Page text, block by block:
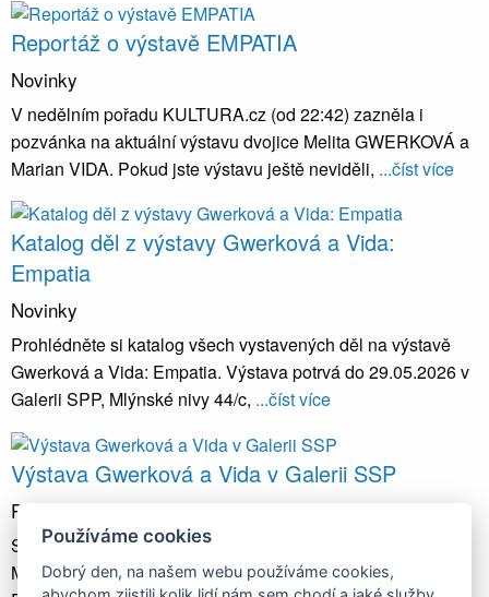
Reportáž o výstavě EMPATIA
Novinky
V nedělním pořadu KULTURA.cz (od 22:42) zazněla i
pozvánka na aktuální výstavu dvojice Melita GWERKOVÁ a
Marian VIDA. Pokud jste výstavu ještě neviděli, ...číst více
Katalog děl z výstavy Gwerková a Vida:
Empatia
Novinky
Prohlédněte si katalog všech vystavených děl na výstavě
Gwerková a Vida: Empatia. Výstava potrvá do 29.05.2026 v
Galerii SPP, Mlýnské nivy 44/c, ...číst více
Výstava Gwerková a Vida v Galerii SSP
Projekty a výstavy
Srdečně Vás zveme k výstavě nejnovější tvorby dvojice
Melita Gwerková a Marian Vida. Výstava s názvem
Používáme cookies
Dobrý den, na našem webu používáme cookies,